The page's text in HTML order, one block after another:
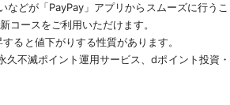
どが「PayPay」アプリからスムーズに行うこ
ースをご利用いただけます。
ると値下がりする性質があります。
不滅ポイント運用サービス、dポイント投資